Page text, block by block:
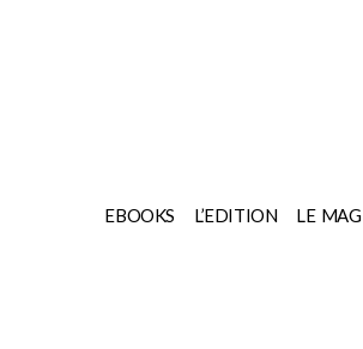
EBOOKS L’EDITION LE MAG